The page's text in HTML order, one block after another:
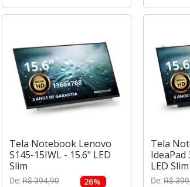
Tela Notebook Lenovo
S145-15IWL - 15.6" LED
Slim
De:R$394,90 26%
Tela
IdeaPad
LED Slim
De:R$399